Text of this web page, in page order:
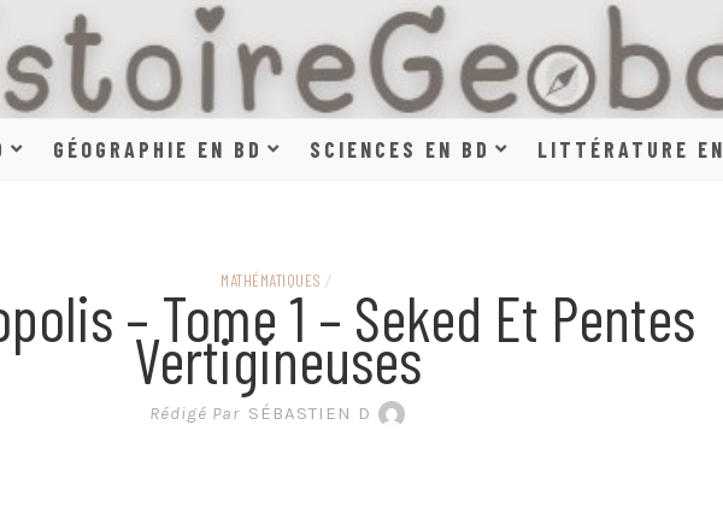
HISTOIRE,
SCIENCES,
EN BANDE
GÉOGRAPHIE EN BD SCIENCES EN BD LITTÉRATURE
MATHÉMATIQUES /
– Tome 1 – Seked Et Pentes
Vertigineuses
Rédigé Par SÉBASTIEN D